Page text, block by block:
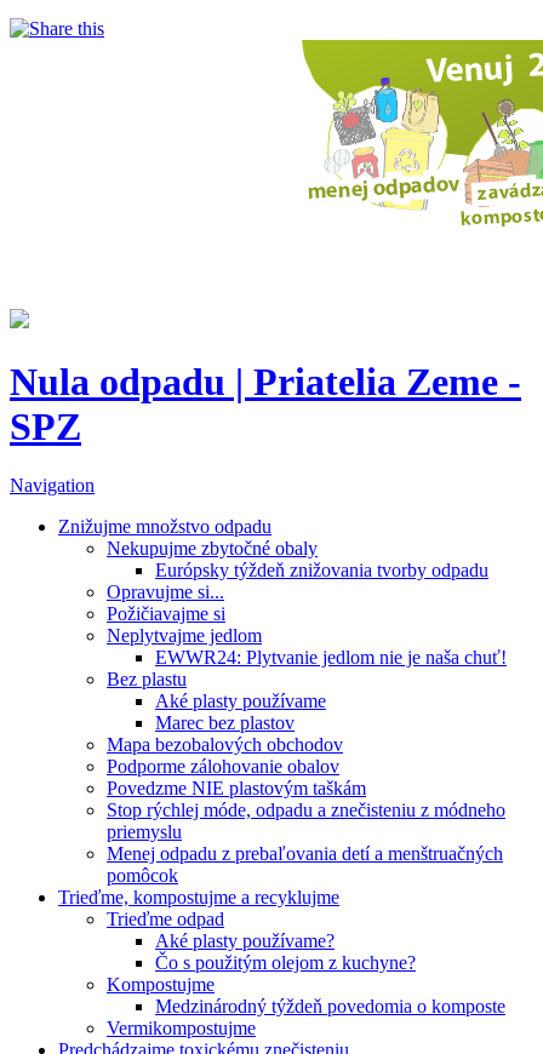
Nula odpadu | Priatelia Zeme -
SPZ
Navigation
Znižujme množstvo odpadu
Nekupujme zbytočné obaly
Európsky týždeň znižovania tvorby odpadu
Opravujme si...
Požičiavajme si
Neplytvajme jedlom
EWWR24: Plytvanie jedlom nie je naša chuť!
Bez plastu
Aké plasty používame
Marec bez plastov
Mapa bezobalových obchodov
Podporme zálohovanie obalov
Povedzme NIE plastovým taškám
Stop rýchlej móde, odpadu a znečisteniu z módneho
priemyslu
Menej odpadu z prebaľovania detí a menštruačných
pomôcok
Trieďme, kompostujme a recyklujme
Trieďme odpad
Aké plasty používame?
Čo s použitým olejom z kuchyne?
Kompostujme
Medzinárodný týždeň povedomia o komposte
Vermikompostujme